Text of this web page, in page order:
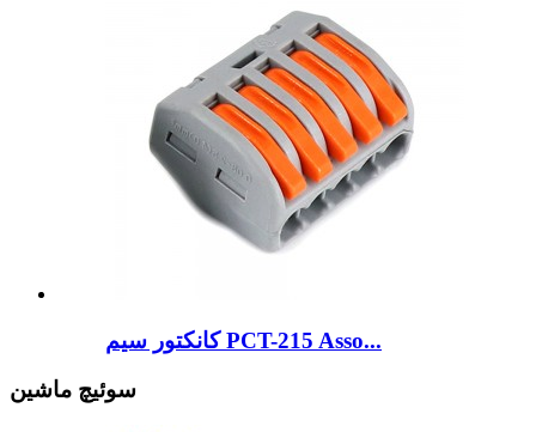
کانکتور سیم PCT-215 Asso...
سوئیچ ماشین